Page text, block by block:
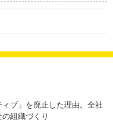
ブ」を廃止した理由。全社
組織づくり